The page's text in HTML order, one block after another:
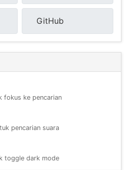
GitHub
fokus ke pencarian
pencarian suara
toggle dark mode